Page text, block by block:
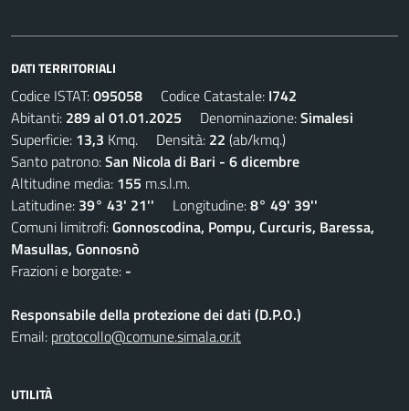
DATI TERRITORIALI
Codice ISTAT:095058 Codice Catastale: I742
Abitanti: 289 al 01.01.2025 Denominazione:Simalesi
Superficie: 13,3 Kmq. Densità: 22 (ab/kmq.)
Santo patrono:San Nicola di Bari - 6 dicembre
Altitudine media: 155 m.s.l.m.
Latitudine: 39° 43' 21'' Longitudine:8° 49' 39''
Comuni limitrofi:Gonnoscodina, Pompu, Curcuris, Baressa,
Masullas, Gonnosnò
Frazioni e borgate: -
Responsabile della protezione dei dati (D.P.O.)
Email: protocollo@comune.simala.or.it
UTILITÀ